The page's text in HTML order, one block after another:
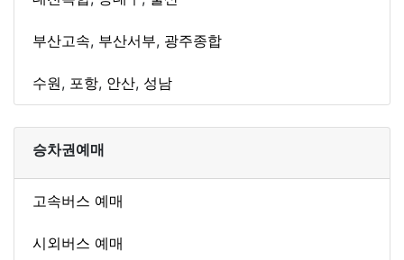
부산고속, 부산서부, 광주종합
수원, 포항, 안산, 성남
승차권예매
고속버스 예매
시외버스 예매